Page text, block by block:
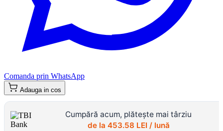
Comanda prin WhatsApp
Adauga in cos
Cumpără acum, plătește mai târziu
de la 453.58 LEI / lună